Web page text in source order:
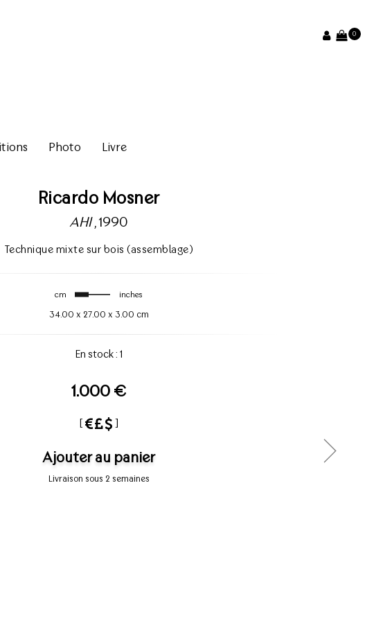
0
Photo Livre
Ricardo Mosner
AHI, 1990
Technique mixte sur bois (assemblage)
cm inches
34.00 x 27.00 x 3.00 cm
En stock : 1
1.000 €
[ ]
Ajouter au panier
Livraison sous 2 semaines